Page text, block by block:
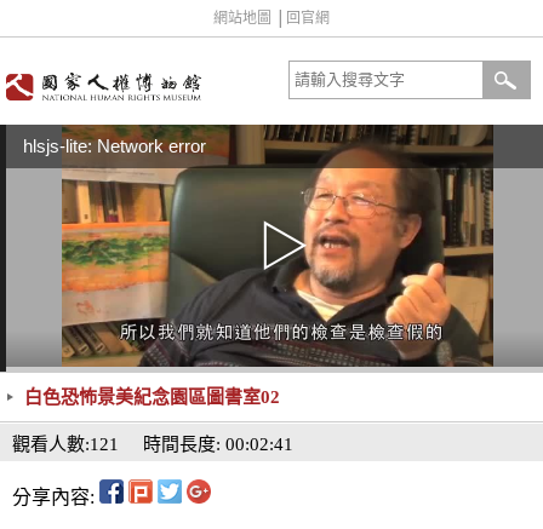
網站地圖 回官網
hlsjs-lite: Network error
白色恐怖景美紀念園區圖書室02
時間長度: 00:02:41
觀看人數:121
分享內容: